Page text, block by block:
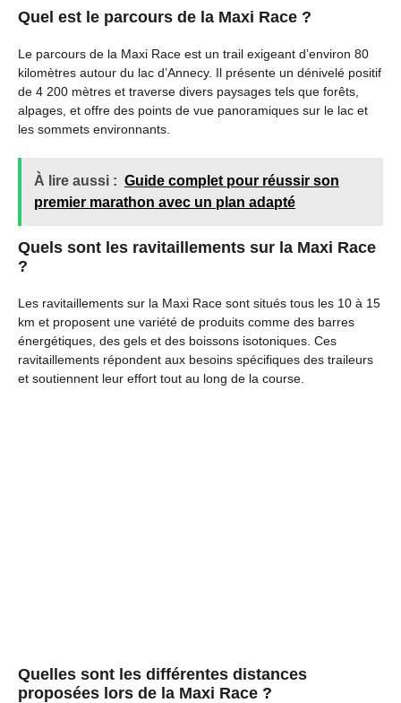
Quel est le parcours de la Maxi Race ?
Le parcours de la Maxi Race est un trail exigeant d’environ 80
kilomètres autour du lac d’Annecy. Il présente un dénivelé positif
de 4 200 mètres et traverse divers paysages tels que forêts,
alpages, et offre des points de vue panoramiques sur le lac et
les sommets environnants.
À lire aussi : Guide complet pour réussir son
premier marathon avec un plan adapté
Quels sont les ravitaillements sur la Maxi Race
?
Les ravitaillements sur la Maxi Race sont situés tous les 10 à 15
km et proposent une variété de produits comme des barres
énergétiques, des gels et des boissons isotoniques. Ces
ravitaillements répondent aux besoins spécifiques des traileurs
et soutiennent leur effort tout au long de la course.
Quelles sont les différentes distances
proposées lors de la Maxi Race ?